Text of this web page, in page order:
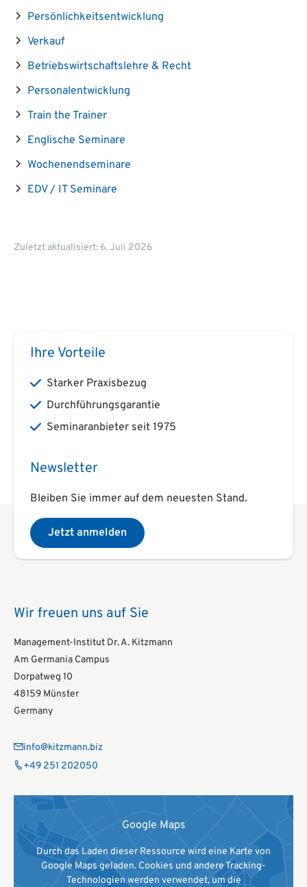
Persönlichkeitsentwicklung
Verkauf
Betriebswirtschaftslehre & Recht
Personalentwicklung
Train the Trainer
Englische Seminare
Wochenendseminare
EDV / IT Seminare
Zuletzt aktualisiert: 6. Juli 2026
Ihre Vorteile
Starker Praxisbezug
Durchführungsgarantie
Seminaranbieter seit 1975
Newsletter
Bleiben Sie immer auf dem neuesten Stand.
Jetzt anmelden
Wir freuen uns auf Sie
Management-Institut Dr. A. Kitzmann
Am Germania Campus
Dorpatweg 10
48159 Münster
Germany
info@kitzmann.biz
+49 251 202050
Google Maps
Durch das Laden dieser Ressource wird eine Karte von
Google Maps geladen. Cookies und andere Tracking-
Technologien werden verwendet, um die